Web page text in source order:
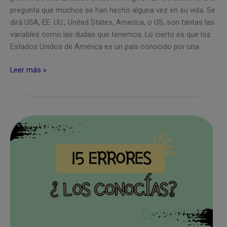
pregunta que muchos se han hecho alguna vez en su vida. Se
dirá USA, EE. UU., United States, America, o US, son tantas las
variables como las dudas que tenemos. Lo cierto es que los
Estados Unidos de América es un país conocido por una
Cómo
Unidos
en
inglés
Leer más »